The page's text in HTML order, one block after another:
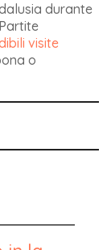
durante
visite
o